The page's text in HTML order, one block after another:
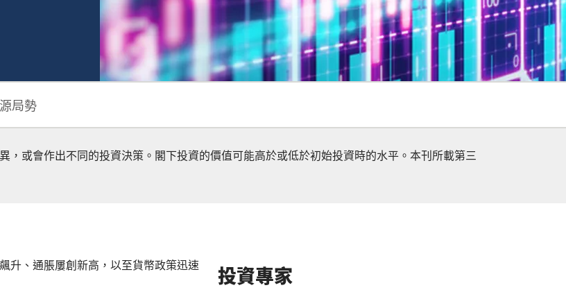
局勢
，或會作出不同的投資決策。閣下投資的價值可能高於或低於初始投資時的水平。本刊所載第三
升、通脹屢創新高，以至貨幣政策迅速
投資專家